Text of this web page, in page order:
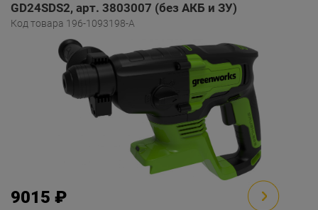
GD24SDS2, арт. 3803007 (без АКБ и ЗУ)
Код товара 196-1093198-A
9015 ₽